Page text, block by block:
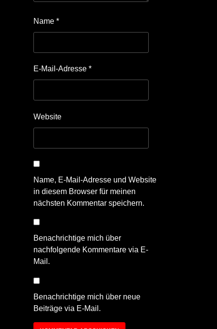
Name *
E-Mail-Adresse *
Website
Name, E-Mail-Adresse und Website
in diesem Browser für meinen
nächsten Kommentar speichern.
Benachrichtige mich über
nachfolgende Kommentare via E-
Mail.
Benachrichtige mich über neue
Beiträge via E-Mail.